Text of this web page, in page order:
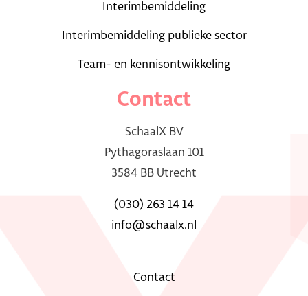
Interimbemiddeling
Interimbemiddeling publieke sector
Team- en kennisontwikkeling
Contact
SchaalX BV
Pythagoraslaan 101
3584 BB Utrecht
(030) 263 14 14
info@schaalx.nl
Contact